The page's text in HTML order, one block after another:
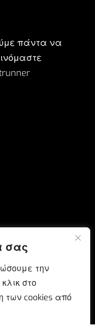
σας
την
στο
των cookies από
πάντα να